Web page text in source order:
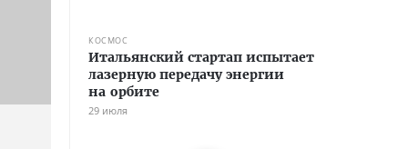
КОСМОС
Итальянский стартап испытает
лазерную передачу энергии
на орбите
29 июля